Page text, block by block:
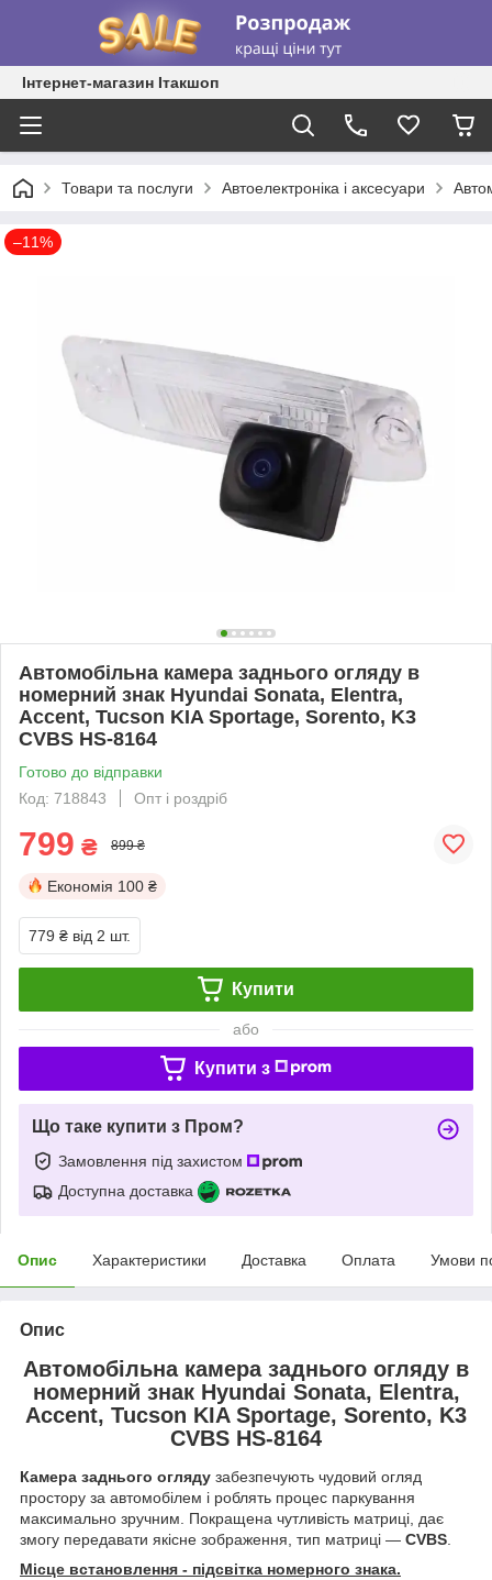
Інтернет-магазин Ітакшоп
Товари та послуги Автоелектроніка і аксесуари
–11%
Автомобільна камера заднього огляду в
номерний знак Hyundai Sonata, Elentra,
Accent, Tucson KIA Sportage, Sorento, K3
CVBS HS-8164
Готово до відправки
Код: 718843
Опт і роздріб
799 ₴ 899 ₴
Економія 100 ₴
779 ₴ від 2 шт.
Купити
або
Купити з
Що таке купити з Пром?
Замовлення під захистом
Доступна доставка
Опис Характеристики Доставка Оплата Умови
Опис
Автомобільна камера заднього огляду в
номерний знак Hyundai Sonata, Elentra,
Accent, Tucson KIA Sportage, Sorento, K3
CVBS HS-8164
Камера заднього огляду забезпечують чудовий огляд
простору за автомобілем і роблять процес паркування
максимально зручним. Покращена чутливість матриці, дає
змогу передавати якісне зображення, тип матриці — CVBS.
Місце встановлення - підсвітка номерного знака.